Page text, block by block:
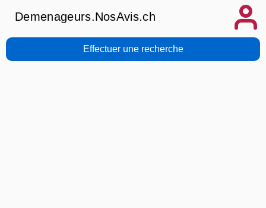
Demenageurs.NosAvis.ch
Effectuer une recherche